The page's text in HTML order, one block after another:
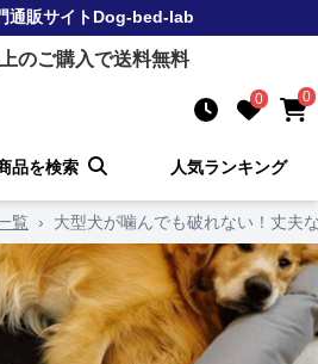
通販サイトDog-bed-lab
のご購入で送料無料
0 0
品を検索 人気ランキング
覧 › 大型犬が噛んでも破れない！丈夫